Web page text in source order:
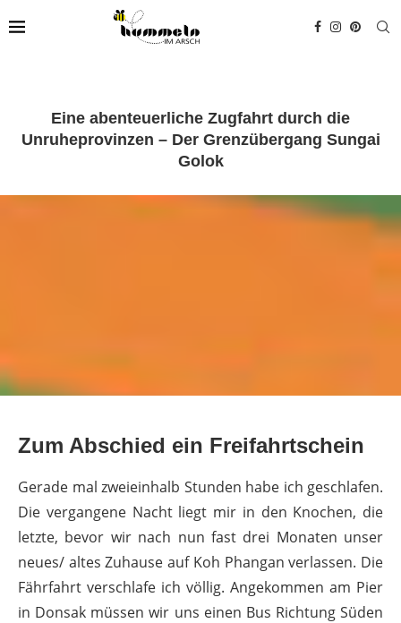
Eine abenteuerliche Zugfahrt durch die
Unruheprovinzen – Der Grenzübergang Sungai
Golok
Zum Abschied ein Freifahrtschein
Gerade mal zweieinhalb Stunden habe ich geschlafen.
Die vergangene Nacht liegt mir in den Knochen, die
letzte, bevor wir nach nun fast drei Monaten unser
neues/ altes Zuhause auf Koh Phangan verlassen. Die
Fährfahrt verschlafe ich völlig. Angekommen am Pier
in Donsak müssen wir uns einen Bus Richtung Süden